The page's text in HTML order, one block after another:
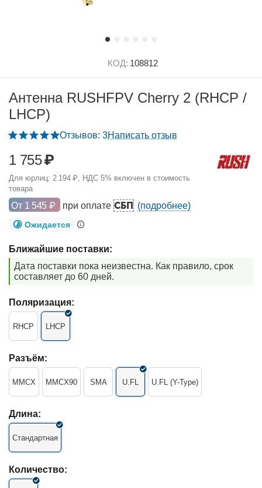
КОД: 108812
Антенна RUSHFPV Cherry 2 (RHCP /
LHCP)
Отзывов: 3Написать отзыв
1 755₽
Для юрлиц: 2 194 ₽, НДС 5% включен в стоимость
товара
От 1 545 ₽ при оплате СБП (подробнее)
Ожидается
Ближайшие поставки:
Дата поставки пока неизвестна. Как правило, срок
составляет до 60 дней.
Поляризация:
RHCP LHCP
Разъём:
MMCX MMCX90 SMA U.FL U.FL (Y-Type)
Длина:
Стандартная
Количество: